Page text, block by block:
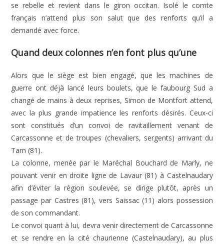
se rebelle et revient dans le giron occitan. Isolé le comte
français n’attend plus son salut que des renforts qu’il a
demandé avec force.
Quand deux colonnes n’en font plus qu’une
Alors que le siège est bien engagé, que les machines de
guerre ont déjà lancé leurs boulets, que le faubourg Sud a
changé de mains à deux reprises, Simon de Montfort attend,
avec la plus grande impatience les renforts désirés. Ceux-ci
sont constitués d’un convoi de ravitaillement venant de
Carcassonne et de troupes (chevaliers, sergents) arrivant du
Tarn (81).
La colonne, menée par le Maréchal Bouchard de Marly, ne
pouvant venir en droite ligne de Lavaur (81) à Castelnaudary
afin d’éviter la région soulevée, se dirige plutôt, après un
passage par Castres (81), vers Saissac (11) alors possession
de son commandant.
Le convoi quant à lui, devra venir directement de Carcassonne
et se rendre en la cité chaurienne (Castelnaudary), au plus